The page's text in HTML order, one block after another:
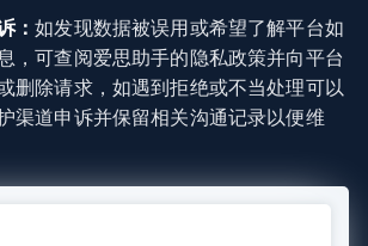
：如发现数据被误用或希望了解平台如
，可查阅爱思助手的隐私政策并向平台
删除请求，如遇到拒绝或不当处理可以
渠道申诉并保留相关沟通记录以便维